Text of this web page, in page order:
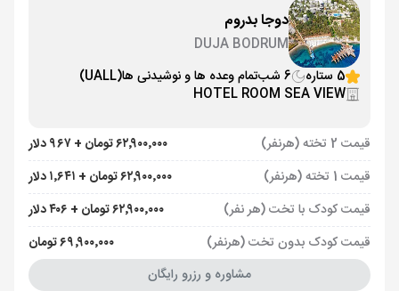
دوجا بدروم
DUJA BODRUM
5 ستاره
6 شب تمام وعده ها و نوشیدنی ها(UALL)
HOTEL ROOM SEA VIEW
قیمت 2 تخته (هرنفر)
۶۲٬۹۰۰٬۰۰۰ تومان + ۹۶۷ دلار
قیمت 1 تخته (هرنفر)
۶۲٬۹۰۰٬۰۰۰ تومان + ۱٬۶۴۱ دلار
قیمت کودک با تخت (هر نفر)
۶۲٬۹۰۰٬۰۰۰ تومان + ۴۰۶ دلار
قیمت کودک بدون تخت (هرنفر)
۶۹٬۹۰۰٬۰۰۰ تومان
مشاوره و رزرو رایگان